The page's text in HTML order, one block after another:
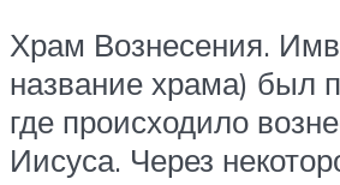
Храм Вознесения.
название храма) был
где происходило
Иисуса. Через